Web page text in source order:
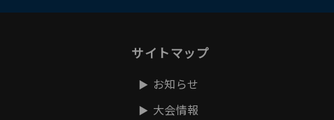
サイトマップ
お知らせ
大会情報